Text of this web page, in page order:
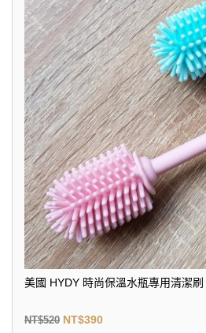
美國 HYDY 時尚保溫水瓶專用清潔刷
NT$520 NT$390